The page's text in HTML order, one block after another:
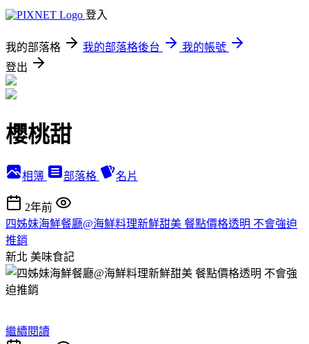
登入
我的部落格 我的部落格後台
我的帳號
登出
櫻桃甜
相簿 部落格 名片
2年前
四姊妹海鮮餐廳@海鮮料理新鮮甜美 餐點價格透明 不會強迫
推銷
新北 美味食記
繼續閱讀